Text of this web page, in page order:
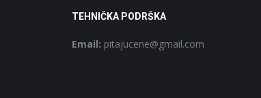
TEHNIČKA PODRŠKA
Email: pitajucene@gmail.com